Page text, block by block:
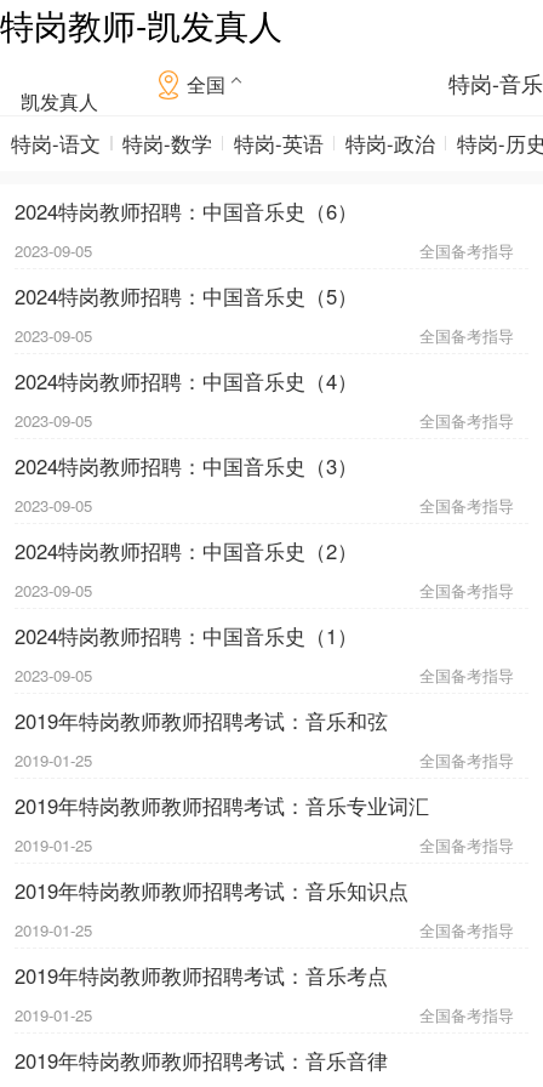
特岗教师-凯发真人
凯发真人
全国 特岗-音乐
特岗-语文 特岗-数学 特岗-英语 特岗-政治 特岗-历
2024特岗教师招聘：中国音乐史（6）
2023-09-05 全国备考指导
2024特岗教师招聘：中国音乐史（5）
2023-09-05 全国备考指导
2024特岗教师招聘：中国音乐史（4）
2023-09-05 全国备考指导
2024特岗教师招聘：中国音乐史（3）
2023-09-05 全国备考指导
2024特岗教师招聘：中国音乐史（2）
2023-09-05 全国备考指导
2024特岗教师招聘：中国音乐史（1）
2023-09-05 全国备考指导
2019年特岗教师教师招聘考试：音乐和弦
2019-01-25 全国备考指导
2019年特岗教师教师招聘考试：音乐专业词汇
2019-01-25 全国备考指导
2019年特岗教师教师招聘考试：音乐知识点
2019-01-25 全国备考指导
2019年特岗教师教师招聘考试：音乐考点
2019-01-25 全国备考指导
2019年特岗教师教师招聘考试：音乐音律